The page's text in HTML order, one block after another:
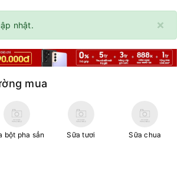
×
nhật.
mua
bột pha sẳn Sữa tươi Sữa chua